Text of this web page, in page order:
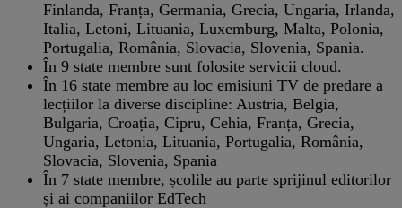
Finlanda, Franța, Germania, Grecia, Ungaria, Irlanda,
Italia, Letoni, Lituania, Luxemburg, Malta, Polonia,
Portugalia, România, Slovacia, Slovenia, Spania.
În 9 state membre sunt folosite servicii cloud.
În 16 state membre au loc emisiuni TV de predare a
lecțiilor la diverse discipline: Austria, Belgia,
Bulgaria, Croația, Cipru, Cehia, Franța, Grecia,
Ungaria, Letonia, Lituania, Portugalia, România,
Slovacia, Slovenia, Spania
În 7 state membre, școlile au parte sprijinul editorilor
și ai companiilor EdTech